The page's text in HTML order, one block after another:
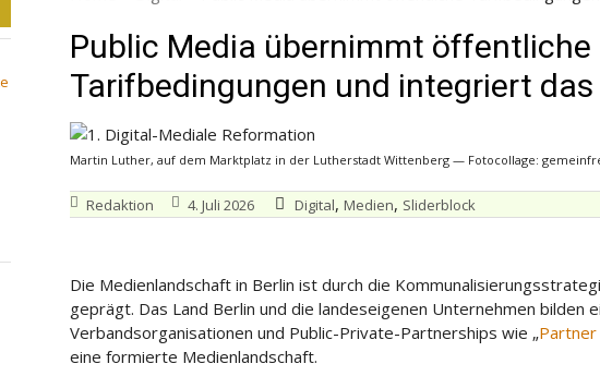
Public Media übernimmt öffentliche
Tarifbedingungen und integriert
Martin Luther, auf dem Marktplatz in der Lutherstadt Wittenberg — Fotocollage:
Redaktion 4. Juli 2026 Digital, Medien, Sliderblock
Die Medienlandschaft in Berlin ist durch die
geprägt. Das Land Berlin und die landeseigenen Unternehmen bilden
Verbandsorganisationen und Public-Private-Partnerships wie „Partner
eine formierte Medienlandschaft.